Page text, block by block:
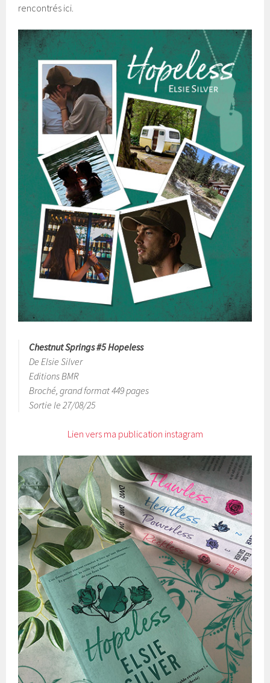
rencontrés ici.
Chestnut Springs #5 Hopeless
De Elsie Silver
Editions BMR
Broché, grand format 449 pages
Sortie le 27/08/25
Lien vers ma publication instagram